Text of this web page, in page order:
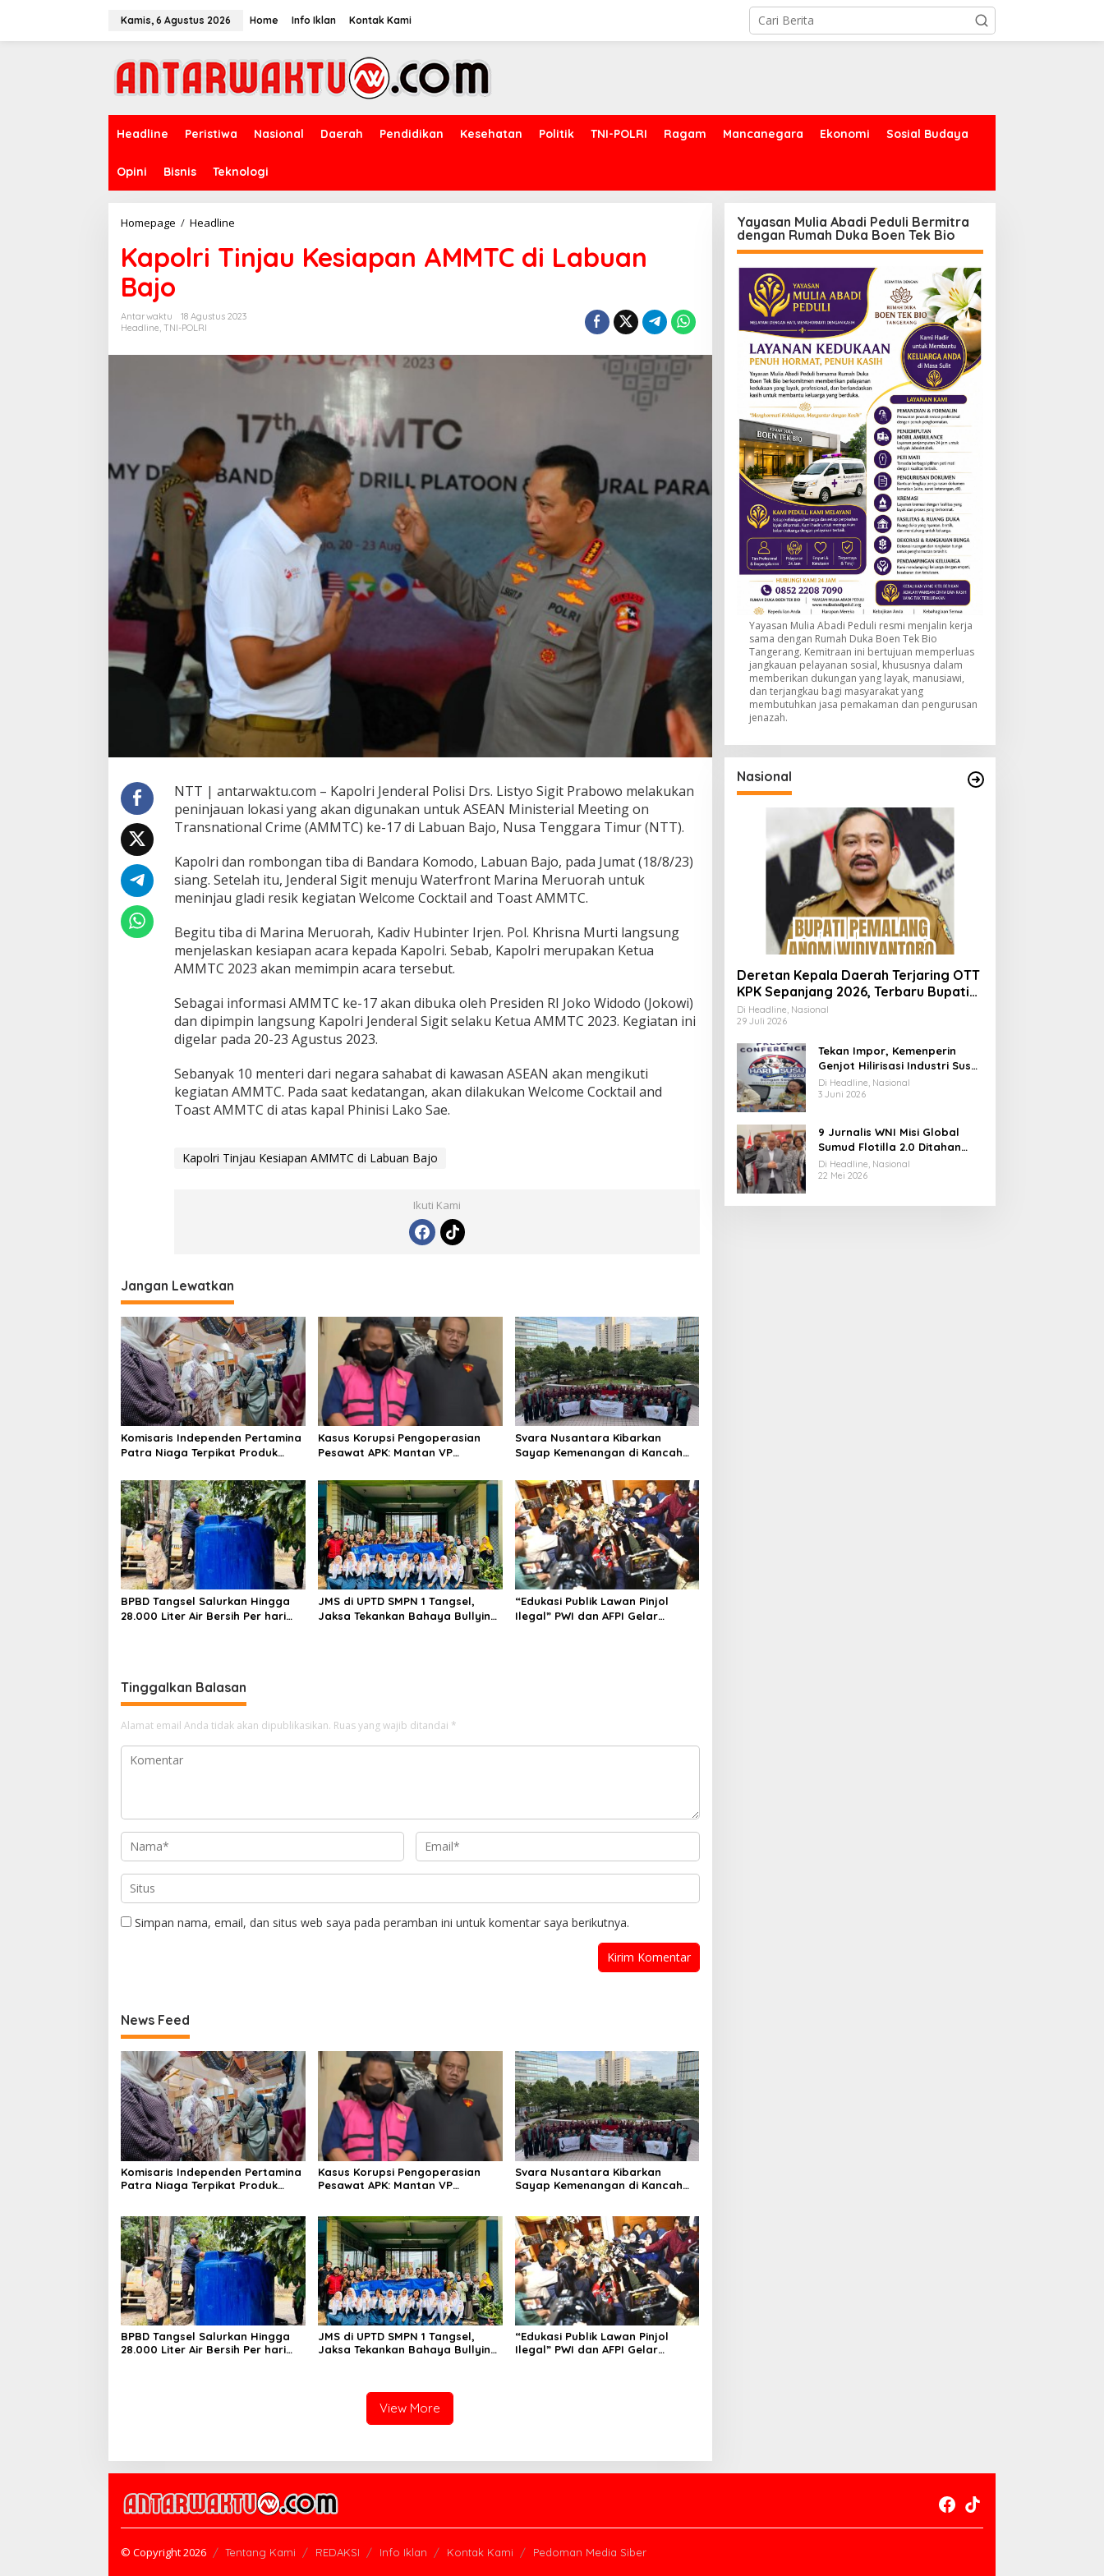
Kamis, 6 Agustus 2026 Home Info Iklan Kontak Kami
Headline Peristiwa Nasional Daerah Pendidikan Kesehatan Politik TNI-POLRI Ragam Mancanegara Ekonomi Sosial Budaya
Opini Bisnis Teknologi
Homepage / Headline
Kesiapan
AMMTC
Bajo
Kapolri Tinjau Kesiapan AMMTC di Labuan
Bajo
Antarwaktu
18 Agustus 2023
Headline, TNI-POLRI
NTT | antarwaktu.com – Kapolri Jenderal Polisi Drs. Listyo Sigit Prabowo melakukan
peninjauan lokasi yang akan digunakan untuk ASEAN Ministerial Meeting on
Transnational Crime (AMMTC) ke-17 di Labuan Bajo, Nusa Tenggara Timur (NTT).
Kapolri dan rombongan tiba di Bandara Komodo, Labuan Bajo, pada Jumat (18/8/23)
siang. Setelah itu, Jenderal Sigit menuju Waterfront Marina Meruorah untuk
meninjau gladi resik kegiatan Welcome Cocktail and Toast AMMTC.
Begitu tiba di Marina Meruorah, Kadiv Hubinter Irjen. Pol. Khrisna Murti langsung
menjelaskan kesiapan acara kepada Kapolri. Sebab, Kapolri merupakan Ketua
AMMTC 2023 akan memimpin acara tersebut.
Sebagai informasi AMMTC ke-17 akan dibuka oleh Presiden RI Joko Widodo (Jokowi)
dan dipimpin langsung Kapolri Jenderal Sigit selaku Ketua AMMTC 2023. Kegiatan ini
digelar pada 20-23 Agustus 2023.
Sebanyak 10 menteri dari negara sahabat di kawasan ASEAN akan mengikuti
kegiatan AMMTC. Pada saat kedatangan, akan dilakukan Welcome Cocktail and
Toast AMMTC di atas kapal Phinisi Lako Sae.
Kapolri Tinjau Kesiapan AMMTC di Labuan Bajo
Ikuti Kami
Jangan Lewatkan
Komisaris Independen Pertamina
Patra Niaga Terpikat Produk
Sentuhan Kemanusiaan dan
Keberlanjutan
Kasus Korupsi Pengoperasian
Pesawat APK: Mantan VP
Ditetapkan Tersangka
Svara Nusantara Kibarkan
Sayap Kemenangan di Kancah
BPBD Tangsel Salurkan Hingga
28.000 Liter Air Bersih Per hari
JMS di UPTD SMPN 1 Tangsel,
Jaksa Tekankan Bahaya Bullying
“Edukasi Publik Lawan Pinjol
Ilegal” PWI dan AFPI Gelar
Tinggalkan Balasan
Alamat email Anda tidak akan dipublikasikan. Ruas yang wajib ditandai *
Simpan nama, email, dan situs web saya pada peramban ini untuk komentar saya berikutnya.
News Feed
Komisaris Independen Pertamina
Patra Niaga Terpikat Produk
Keberlanjutan
Kasus Korupsi Pengoperasian
Pesawat APK: Mantan VP
Svara Nusantara Kibarkan
Sayap Kemenangan di Kancah
BPBD Tangsel Salurkan Hingga
28.000 Liter Air Bersih Per hari
JMS di UPTD SMPN 1 Tangsel,
Jaksa Tekankan Bahaya Bullying
“Edukasi Publik Lawan Pinjol
Ilegal” PWI dan AFPI Gelar
View More
Yayasan Mulia Abadi Peduli Bermitra
dengan Rumah Duka Boen Tek Bio
Yayasan Mulia Abadi Peduli resmi menjalin kerja
sama dengan Rumah Duka Boen Tek Bio
Tangerang. Kemitraan ini bertujuan memperluas
jangkauan pelayanan sosial, khususnya dalam
memberikan dukungan yang layak, manusiawi,
dan terjangkau bagi masyarakat yang
membutuhkan jasa pemakaman dan pengurusan
jenazah.
Nasional
Deretan Kepala Daerah Terjaring OTT
KPK Sepanjang 2026, Terbaru Bupati
Pemalang Anom Widiyantoro
Di Headline, Nasional
29 Juli 2026
Tekan Impor, Kemenperin
Genjot Hilirisasi Industri Susu
Lewat Momen Hari Susu
Nusantara 2026
Di Headline, Nasional
3 Juni 2026
9 Jurnalis WNI Misi Global
Sumud Flotilla 2.0 Ditahan
Militer Israel, Kini Dibebaskan
dan Dievakuasi ke Istanbul
Di Headline, Nasional
22 Mei 2026
© Copyright 2026 Tentang Kami REDAKSI Info Iklan Kontak Kami Pedoman Media Siber